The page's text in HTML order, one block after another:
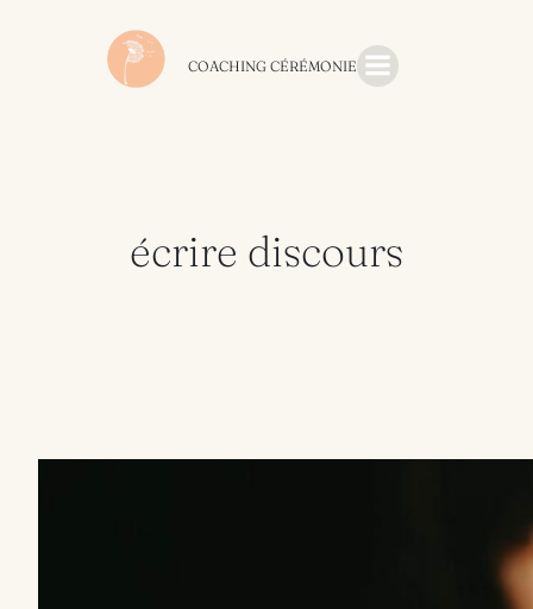
COACHING CÉRÉMONIE
écrire discours